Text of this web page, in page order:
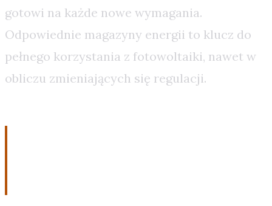
gotowi na każde nowe wymagania.
Odpowiednie magazyny energii to klucz do
pełnego korzystania z fotowoltaiki, nawet w
obliczu zmieniających się regulacji.